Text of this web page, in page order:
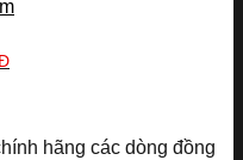
hãng các dòng đồng